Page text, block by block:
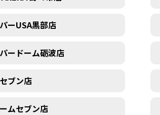
ーUSA黒部店
ードーム砺波店
ブン店
ムセブン店